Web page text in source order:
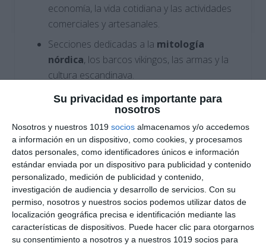
Su privacidad es importante para
nosotros
Nosotros y nuestros 1019 socios almacenamos y/o accedemos
a información en un dispositivo, como cookies, y procesamos
datos personales, como identificadores únicos e información
estándar enviada por un dispositivo para publicidad y contenido
personalizado, medición de publicidad y contenido,
investigación de audiencia y desarrollo de servicios. Con su
permiso, nosotros y nuestros socios podemos utilizar datos de
localización geográfica precisa e identificación mediante las
características de dispositivos. Puede hacer clic para otorgarnos
su consentimiento a nosotros y a nuestros 1019 socios para
economía, la vida cotidiana y las actividades
comerciales y artesanales.
Secciones dedicadas a la mitología
nórdica, los barcos vikingos, las armas y la
cultura escandinava.
Organización visual mediante técnicas de
Visual Thinkingpara facilitar la
comprensión y memorización de contenidos
históricos.
Cómo utilizar este
material
Este recurso puede utilizarse como apoyo visual
en el aula, material de introducción a la Edad